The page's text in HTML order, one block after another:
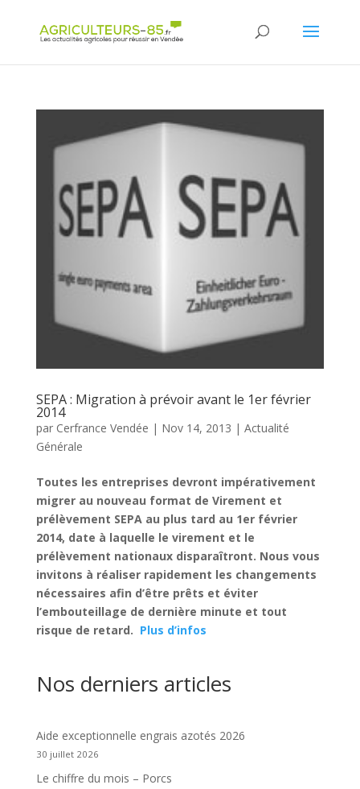
SEPA : Migration à prévoir avant le 1er février
2014
par Cerfrance Vendée | Nov 14, 2013 | Actualité
Générale
Toutes les entreprises devront impérativement
migrer au nouveau format de Virement et
prélèvement SEPA au plus tard au 1er février
2014, date à laquelle le virement et le
prélèvement nationaux disparaîtront. Nous vous
invitons à réaliser rapidement les changements
nécessaires afin d’être prêts et éviter
l’embouteillage de dernière minute et tout
risque de retard. Plus d’infos
Nos derniers articles
Aide exceptionnelle engrais azotés 2026
30 juillet 2026
Le chiffre du mois – Porcs